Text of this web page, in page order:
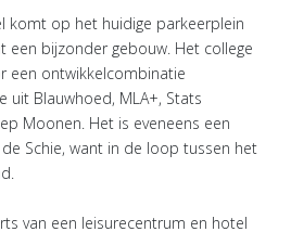
komt op het huidige parkeerplein
een bijzonder gebouw. Het college
een ontwikkelcombinatie
uit Blauwhoed, MLA+, Stats
Moonen. Het is eveneens een
Schie, want in de loop tussen het
van een leisurecentrum en hotel